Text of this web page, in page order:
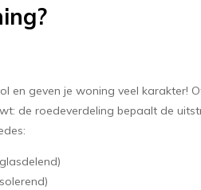
en geven je woning veel karakter!
de roedeverdeling bepaalt de